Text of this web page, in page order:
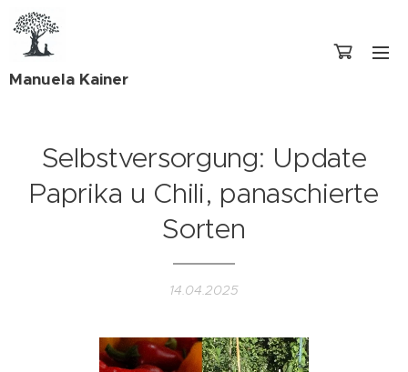
Manuela Kainer
Selbstversorgung: Update
Paprika u Chili, panaschierte
Sorten
14.04.2025